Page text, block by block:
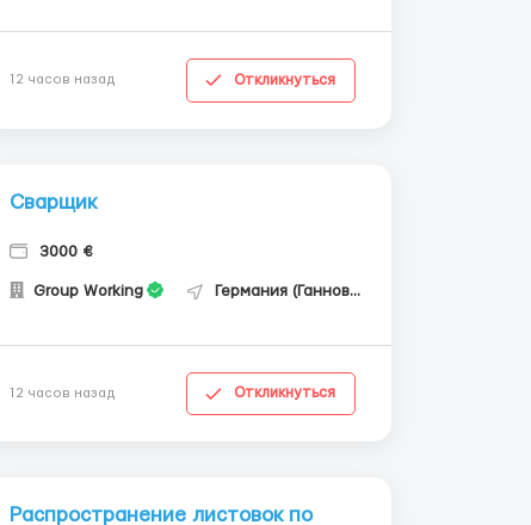
12 часов назад Откликнуться
Сварщик
3000 €
Group Working Германия (Ганновер)
12 часов назад Откликнуться
Распространение листовок по